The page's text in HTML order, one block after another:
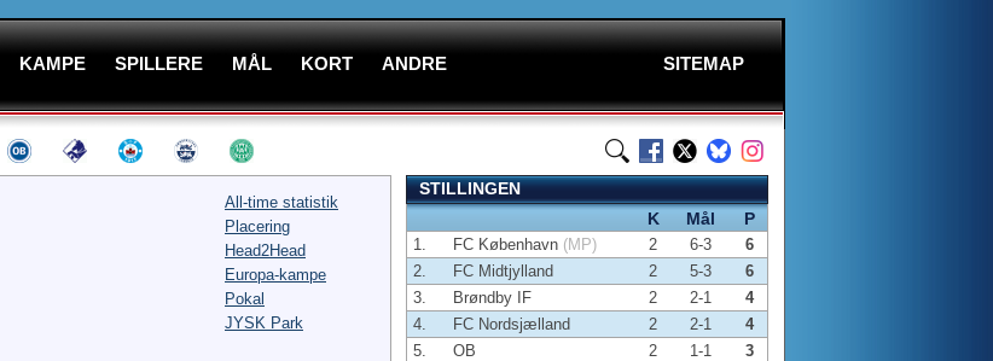
KAMPE SPILLERE MÅL KORT ANDRE SITEMAP
All-time statistik
Placering
Head2Head
Europa-kampe
Pokal
JYSK Park
STILLINGEN
K
Mål P
1. FC København (MP) 2 6-3
6
2.
FC Midtjylland 2 5-3
6
3.
Brøndby IF 2 2-1
4
4.
FC Nordsjælland 2 2-1
4
5.
OB 2 1-1
3